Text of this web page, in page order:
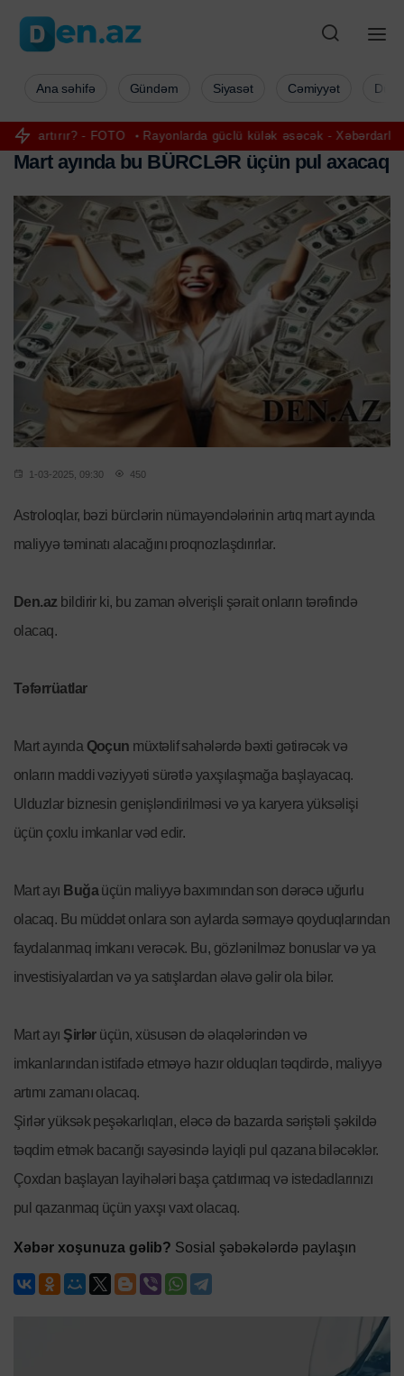
Rayonlarda güclü külək əsəcək - Xəbərdarlıq “Al Arabiya”:
Ana səhifə Gündəm Siyasət Cəmiyyət
Mart ayında bu BÜRCLƏR üçün pul axacaq
1-03-2025, 09:30 450
Astroloqlar, bəzi bürclərin nümayəndələrinin artıq mart ayında
maliyyə təminatı alacağını proqnozlaşdırırlar.
Den.az bildirir ki, bu zaman əlverişli şərait onların tərəfində
olacaq.
Təfərrüatlar
Mart ayında Qoçun müxtəlif sahələrdə bəxti gətirəcək və
onların maddi vəziyyəti sürətlə yaxşılaşmağa başlayacaq.
Ulduzlar biznesin genişləndirilməsi və ya karyera yüksəlişi
üçün çoxlu imkanlar vəd edir.
Mart ayı Buğaüçün maliyyə baxımından son dərəcə uğurlu
olacaq. Bu müddət onlara son aylarda sərmayə qoyduqlarından
faydalanmaq imkanı verəcək. Bu, gözlənilməz bonuslar və ya
investisiyalardan və ya satışlardan əlavə gəlir ola bilər.
Mart ayı Şirlər üçün, xüsusən də əlaqələrindən və
imkanlarından istifadə etməyə hazır olduqları təqdirdə, maliyyə
artımı zamanı olacaq.
Şirlər yüksək peşəkarlıqları, eləcə də bazarda səriştəli şəkildə
təqdim etmək bacarığı sayəsində layiqli pul qazana biləcəklər.
Çoxdan başlayan layihələri başa çatdırmaq və istedadlarınızı
pul qazanmaq üçün yaxşı vaxt olacaq.
Xəbər xoşunuza gəlib? Sosial şəbəkələrdə paylaşın